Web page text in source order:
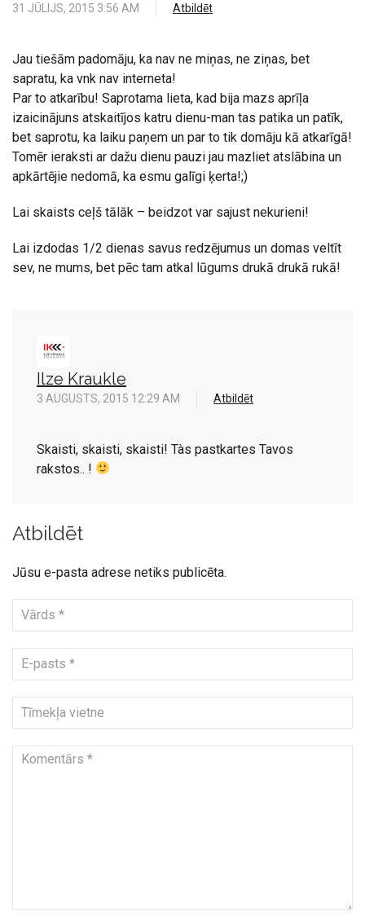
31 JŪLIJS, 2015 3:56 AM Atbildēt
Jau tiešām padomāju, ka nav ne miņas, ne ziņas, bet
sapratu, ka vnk nav interneta!
Par to atkarību! Saprotama lieta, kad bija mazs aprīļa
izaicinājuns atskaitījos katru dienu-man tas patika un patīk,
bet saprotu, ka laiku paņem un par to tik domāju kā atkarīgā!
Tomēr ieraksti ar dažu dienu pauzi jau mazliet atslābina un
apkārtējie nedomā, ka esmu galīgi ķerta!;)
Lai skaists ceļš tālāk – beidzot var sajust nekurieni!
Lai izdodas 1/2 dienas savus redzējumus un domas veltīt
sev, ne mums, bet pēc tam atkal lūgums drukā drukā rukā!
Ilze Kraukle
3 AUGUSTS, 2015 12:29 AM Atbildēt
Skaisti, skaisti, skaisti! Tàs pastkartes Tavos
rakstos.. !
Atbildēt
Jūsu e-pasta adrese netiks publicēta.